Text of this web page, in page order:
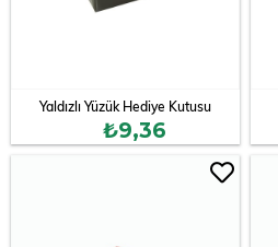
Yaldızlı Yüzük Hediye Kutusu
₺9,36